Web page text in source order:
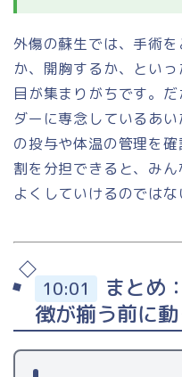
外傷の蘇生では、手術
か、開胸するか、とい
目が集まりがちです。
ダーに専念しているあ
の投与や体温の管理を
割を分担できると、み
よくしていけるのではな
10:01
まとめ
徴が揃う前に動